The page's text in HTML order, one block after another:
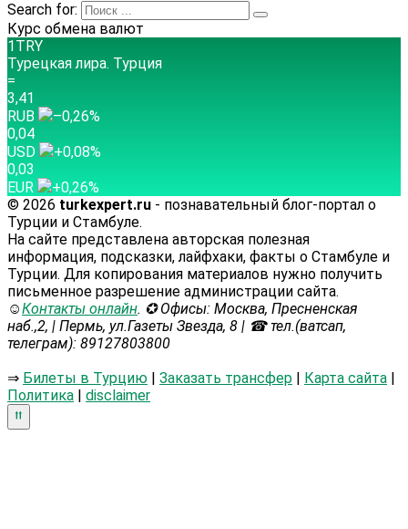
Search for:
Курс обмена валют
1TRY
Турецкая лира. Турция
=
3,41
RUB
–0,26%
0,04
USD
+0,08%
0,03
EUR
+0,26%
© 2026 turkexpert.ru - познавательный блог-портал о
Турции и Стамбуле.
На сайте представлена авторская полезная
информация, подсказки, лайфхаки, факты о Стамбуле и
Турции. Для копирования материалов нужно получить
письменное разрешение администрации сайта.
☺Контакты онлайн. ✪ Офисы: Москва, Пресненская
наб.,2, | Пермь, ул.Газеты Звезда, 8 | ☎ тел.(ватсап,
телеграм): 89127803800
⇒ Билеты в Турцию Заказать трансфер Карта сайта
Политика
disclaimer